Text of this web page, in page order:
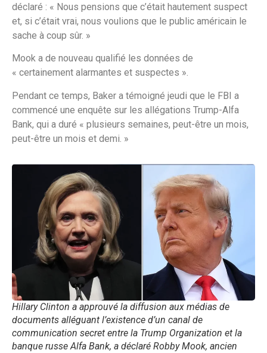
déclaré : « Nous pensions que c’était hautement suspect
et, si c’était vrai, nous voulions que le public américain le
sache à coup sûr. »
Mook a de nouveau qualifié les données de
« certainement alarmantes et suspectes ».
Pendant ce temps, Baker a témoigné jeudi que le FBI a
commencé une enquête sur les allégations Trump-Alfa
Bank, qui a duré « plusieurs semaines, peut-être un mois,
peut-être un mois et demi. »
Hillary Clinton a approuvé la diffusion aux médias de
documents alléguant l’existence d’un canal de
communication secret entre la Trump Organization et la
banque russe Alfa Bank, a déclaré Robby Mook, ancien